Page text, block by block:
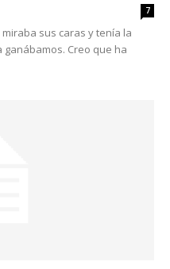
7
sus caras y tenía la
ganábamos. Creo que ha